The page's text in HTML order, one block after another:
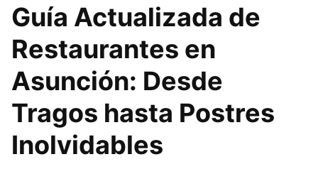
Guía Actualizada de
Restaurantes en
Asunción: Desde
Tragos hasta Postres
Inolvidables